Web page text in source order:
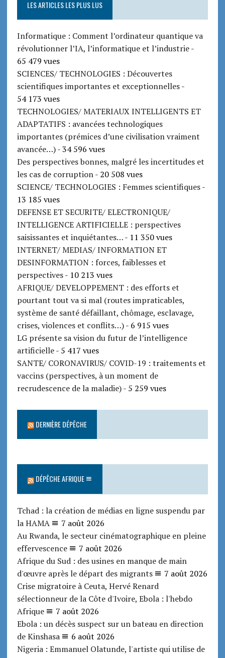
LES ARTICLES LES PLUS LUS
Informatique : Comment l’ordinateur quantique va
révolutionner l’IA, l’informatique et l’industrie-
65 479 vues
SCIENCES/ TECHNOLOGIES : Découvertes
scientifiques importantes et exceptionnelles-
54 173 vues
TECHNOLOGIES/ MATERIAUX INTELLIGENTS ET
ADAPTATIFS : avancées technologiques
importantes (prémices d’une civilisation vraiment
avancée…)- 34 596 vues
Des perspectives bonnes, malgré les incertitudes et
les cas de corruption- 20 508 vues
SCIENCE/ TECHNOLOGIES : Femmes scientifiques-
13 185 vues
DEFENSE ET SECURITE/ ELECTRONIQUE/
INTELLIGENCE ARTIFICIELLE : perspectives
saisissantes et inquiétantes…- 11 350 vues
INTERNET/ MEDIAS/ INFORMATION ET
DESINFORMATION : forces, faiblesses et
perspectives- 10 213 vues
AFRIQUE/ DEVELOPPEMENT : des efforts et
pourtant tout va si mal (routes impraticables,
système de santé défaillant, chômage, esclavage,
crises, violences et conflits…)- 6 915 vues
LG présente sa vision du futur de l’intelligence
artificielle- 5 417 vues
SANTE/ CORONAVIRUS/ COVID-19 : traitements et
vaccins (perspectives, à un moment de
recrudescence de la maladie)- 5 259 vues
DERNIÈRE DÉPÊCHE
DÉPÊCHE AFRIQUE
Tchad : la création de médias en ligne suspendu par
la HAMA
7 août 2026
Au Rwanda, le secteur cinématographique en pleine
effervescence
7 août 2026
Afrique du Sud : des usines en manque de main
d'œuvre après le départ des migrants
7 août 2026
Crise migratoire à Ceuta, Hervé Renard
sélectionneur de la Côte d'Ivoire, Ebola : l'hebdo
Afrique
7 août 2026
Ebola : un décès suspect sur un bateau en direction
de Kinshasa
6 août 2026
Nigeria : Emmanuel Olatunde, l'artiste qui utilise de